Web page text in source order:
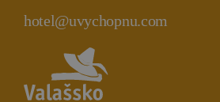
hotel@uvychopnu.com